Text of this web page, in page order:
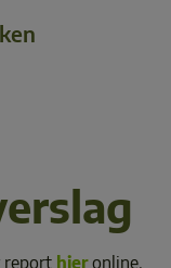
report hier online.